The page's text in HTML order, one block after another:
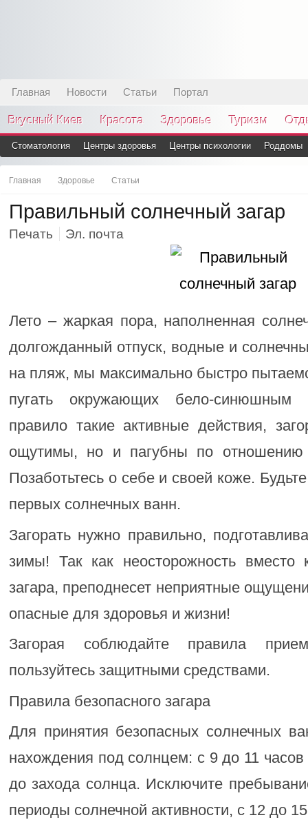
Главная Новости Статьи Портал
Вкусный Киев Красота Здоровье Туризм
Стоматология Центры здоровья Центры психологии Роддомы
Главная Здоровье Статьи
Правильный солнечный загар
Печать Эл. почта
Лето – жаркая пора, наполненная
долгожданный отпуск, водные и
на пляж, мы максимально быстро
пугать окружающих бело-синюшным
правило такие активные действия,
ощутимы, но и пагубны по
Позаботьтесь о себе и своей коже.
первых солнечных ванн.
Загорать нужно правильно,
зимы! Так как неосторожность вместо
загара, преподнесет неприятные
опасные для здоровья и жизни!
Загорая соблюдайте правила
пользуйтесь защитными средствами.
Правила безопасного загара
Для принятия безопасных солнечных
нахождения под солнцем: с 9 до 11
до захода солнца. Исключите
периоды солнечной активности, с 12 до